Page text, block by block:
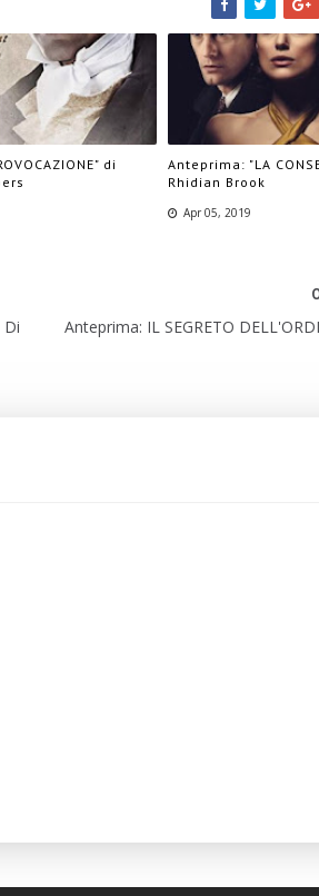
di
Anteprima: "LA
Rhidian Brook
Apr 05, 2019
Di
Anteprima: IL SEGRETO